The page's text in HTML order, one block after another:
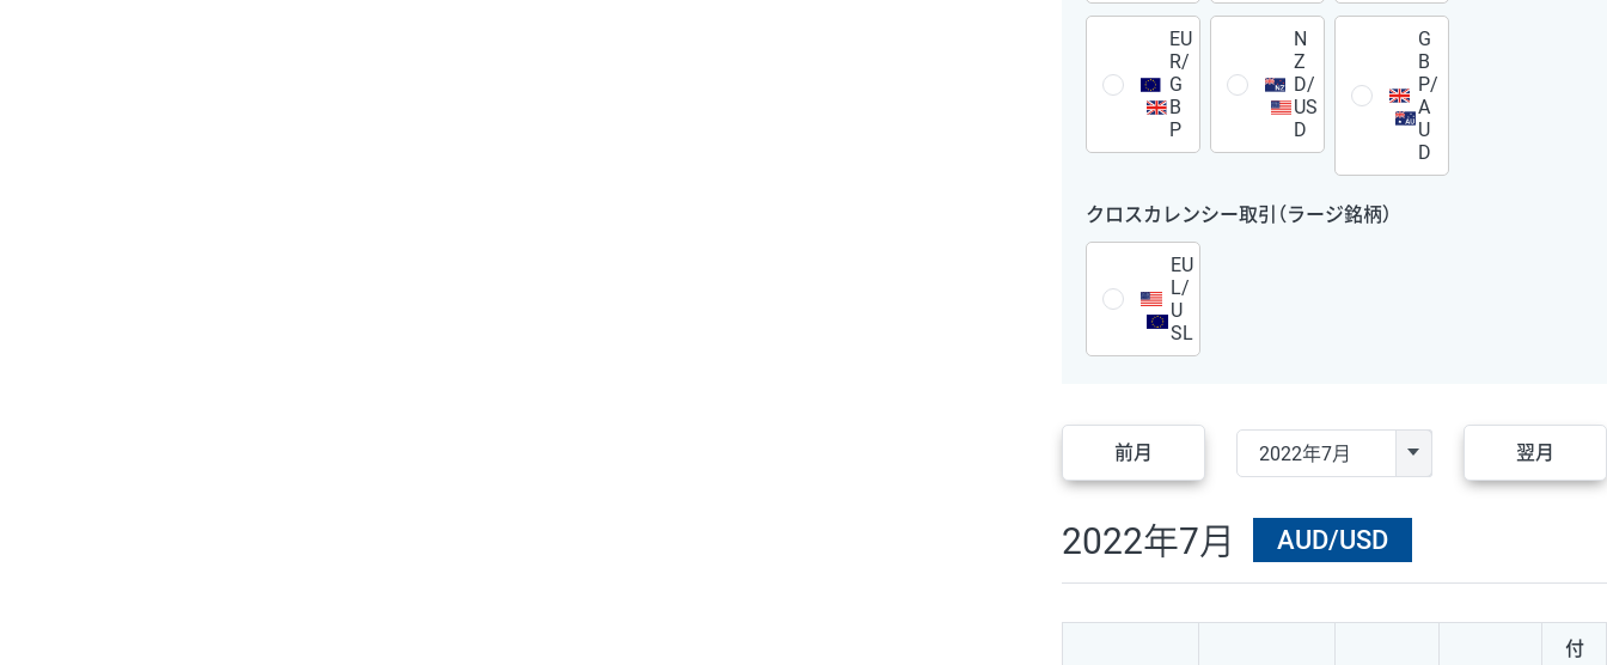
EU
R/
G
B
P
N
Z
D/
US
D
G
B
P/
A
U
D
クロスカレンシー取引（ラージ銘柄）
EU
L/
U
SL
前月 翌月
2022年7月 AUD/USD
付